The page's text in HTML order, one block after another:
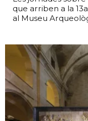
que arriben a la
al Museu